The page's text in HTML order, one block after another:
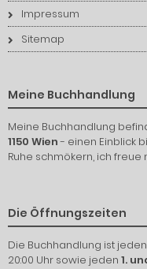
Impressum
Sitemap
Meine Buchhandlung
Meine Buchhandlung
1150 Wien- einen Einblick
Ruhe schmökern, ich
Die Öffnungszeiten
Die Buchhandlung ist jeden
20:00 Uhr sowie jeden 1.